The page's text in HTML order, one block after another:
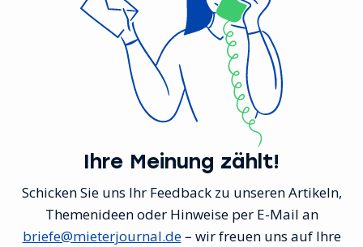
Ihre Meinung zählt!
Schicken Sie uns Ihr Feedback zu unseren Artikeln,
Themenideen oder Hinweise per E-Mail an
briefe@mieterjournal.de– wir freuen uns auf Ihre